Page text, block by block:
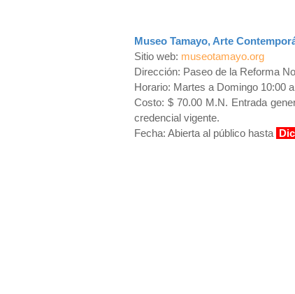
Museo Tamayo, Arte
Sitio web: museotamayo.org
Dirección: Paseo de la Reforma
Horario: Martes a Domingo 10:00
Costo: $ 70.00 M.N. Entrada
credencial vigente.
Fecha: Abierta al público hasta